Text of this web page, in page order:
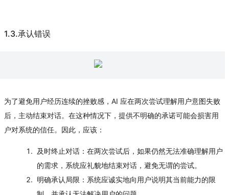
1.3.承认错误
为了避免用户经历连续的挫败感，AI 应在两次尝试理解用户意图失败
后，主动结束对话。在这种情况下，提供不明确的承诺可能会损害用
户对系统的信任。因此，应该：
及时终止对话 ：在两次尝试后，如果仍然无法准确理解用户
的需求，系统应礼貌地结束对话，避免无谓的尝试。
明确承认局限 ：系统应诚实地向用户说明其当前能力的限